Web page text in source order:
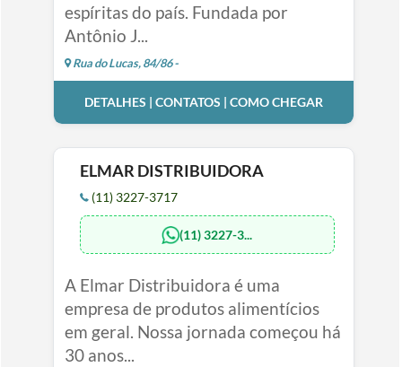
espíritas do país. Fundada por
Antônio J...
Rua do Lucas, 84/86 -
DETALHES | CONTATOS | COMO CHEGAR
ELMAR DISTRIBUIDORA
(11) 3227-3717
(11) 3227-3...
A Elmar Distribuidora é uma
empresa de produtos alimentícios
em geral. Nossa jornada começou há
30 anos...